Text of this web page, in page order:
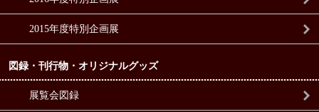
2015年度特別企画展
図録・刊行物・オリジナルグッズ
展覧会図録